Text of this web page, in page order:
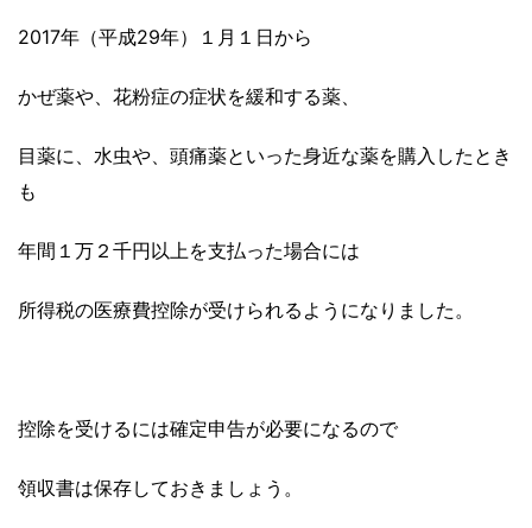
2017年（平成29年）１月１日から
かぜ薬や、花粉症の症状を緩和する薬、
目薬に、水虫や、頭痛薬といった身近な薬を購入したとき
も
年間１万２千円以上を支払った場合には
所得税の医療費控除が受けられるようになりました。
控除を受けるには確定申告が必要になるので
領収書は保存しておきましょう。